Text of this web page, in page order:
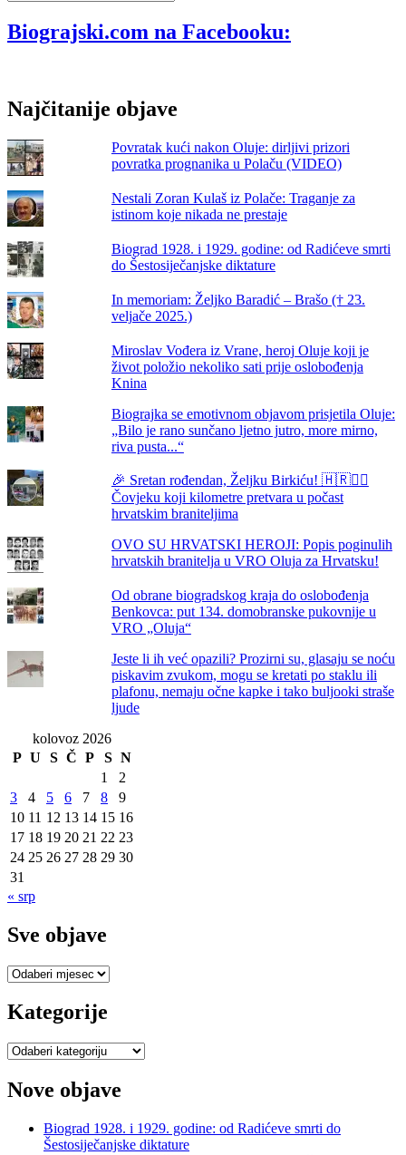
trenera
Jolu
održati
Božićna
pripreme
…
Biograjski.com na Facebooku:
Najčitanije objave
Povratak kući nakon Oluje: dirljivi prizori
povratka prognanika u Polaču (VIDEO)
Nestali Zoran Kulaš iz Polače: Traganje za
istinom koje nikada ne prestaje
Biograd 1928. i 1929. godine: od Radićeve smrti
do Šestosiječanjske diktature
In memoriam: Željko Baradić – Brašo († 23.
veljače 2025.)
Miroslav Vođera iz Vrane, heroj Oluje koji je
život položio nekoliko sati prije oslobođenja
Knina
Biograjka se emotivnom objavom prisjetila Oluje:
„Bilo je rano sunčano ljetno jutro, more mirno,
riva pusta...“
🎉 Sretan rođendan, Željku Birkiću! 🇭🇷🏃‍♂️
Čovjeku koji kilometre pretvara u počast
hrvatskim braniteljima
OVO SU HRVATSKI HEROJI: Popis poginulih
hrvatskih branitelja u VRO Oluja za Hrvatsku!
Od obrane biogradskog kraja do oslobođenja
Benkovca: put 134. domobranske pukovnije u
VRO „Oluja“
Jeste li ih već opazili? Prozirni su, glasaju se noću
piskavim zvukom, mogu se kretati po staklu ili
plafonu, nemaju očne kapke i tako buljooki straše
ljude
kolovoz 2026
P U S Č P S N
1
2
3
4 5 6 7 8
9
10 11 12 13 14 15 16
17 18 19 20 21 22 23
24 25 26 27 28 29 30
31
« srp
Sve objave
Sve
Kategorije
Kategorije
Nove objave
Biograd 1928. i 1929. godine: od Radićeve smrti do
Šestosiječanjske diktature